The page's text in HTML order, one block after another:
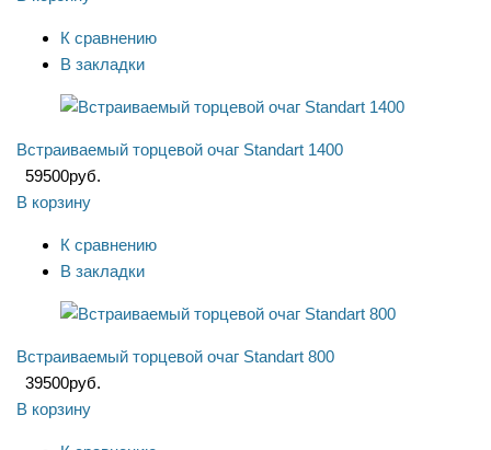
К сравнению
В закладки
Встраиваемый торцевой очаг Standart 1400
59500руб.
В корзину
К сравнению
В закладки
Встраиваемый торцевой очаг Standart 800
39500руб.
В корзину